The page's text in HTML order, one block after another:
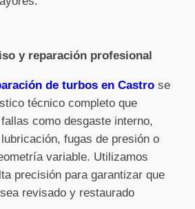
y reparación profesional
de turbos en Castro se
técnico completo que
como desgaste interno,
fugas de presión o
variable. Utilizamos
precisión para garantizar que
revisado y restaurado